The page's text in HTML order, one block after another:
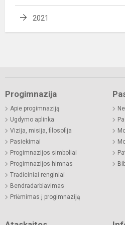
2021
Progimnazija
Apie progimnaziją
Ugdymo aplinka
Vizija, misija, filosofija
Pasiekimai
Progimnazijos simboliai
Progimnazijos himnas
Tradiciniai renginiai
Bendradarbiavimas
Priėmimas į progimnaziją